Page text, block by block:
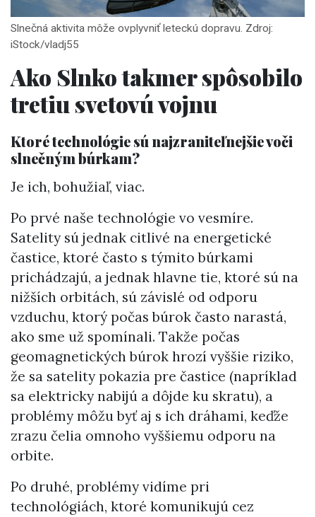
Slnečná aktivita môže ovplyvniť leteckú dopravu. Zdroj:
iStock/vladj55
Ako Slnko takmer spôsobilo
tretiu svetovú vojnu
Ktoré technológie sú najzraniteľnejšie voči
slnečným búrkam?
Je ich, bohužiaľ, viac.
Po prvé naše technológie vo vesmíre.
Satelity sú jednak citlivé na energetické
častice, ktoré často s týmito búrkami
prichádzajú, a jednak hlavne tie, ktoré sú na
nižších orbitách, sú závislé od odporu
vzduchu, ktorý počas búrok často narastá,
ako sme už spomínali. Takže počas
geomagnetických búrok hrozí vyššie riziko,
že sa satelity pokazia pre častice (napríklad
sa elektricky nabijú a dôjde ku skratu), a
problémy môžu byť aj s ich dráhami, keďže
zrazu čelia omnoho vyššiemu odporu na
orbite.
Po druhé, problémy vidíme pri
technológiách, ktoré komunikujú cez